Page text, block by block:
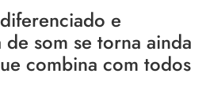
e
som se torna ainda
combina com todos